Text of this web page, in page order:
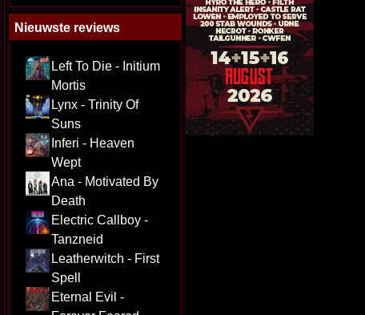
Nieuwste reviews
Left To Die - Initium
Mortis
Lynx - Trinity Of
Suns
Inferi - Heaven
Wept
Ana - Motivated By
Death
Electric Callboy -
Tanzneid
Leatherwitch - First
Spell
Eternal Evil -